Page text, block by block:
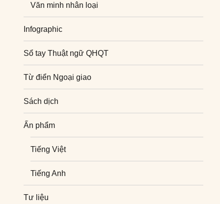
Văn minh nhân loại
Infographic
Sổ tay Thuật ngữ QHQT
Từ điển Ngoại giao
Sách dịch
Ấn phẩm
Tiếng Việt
Tiếng Anh
Tư liệu